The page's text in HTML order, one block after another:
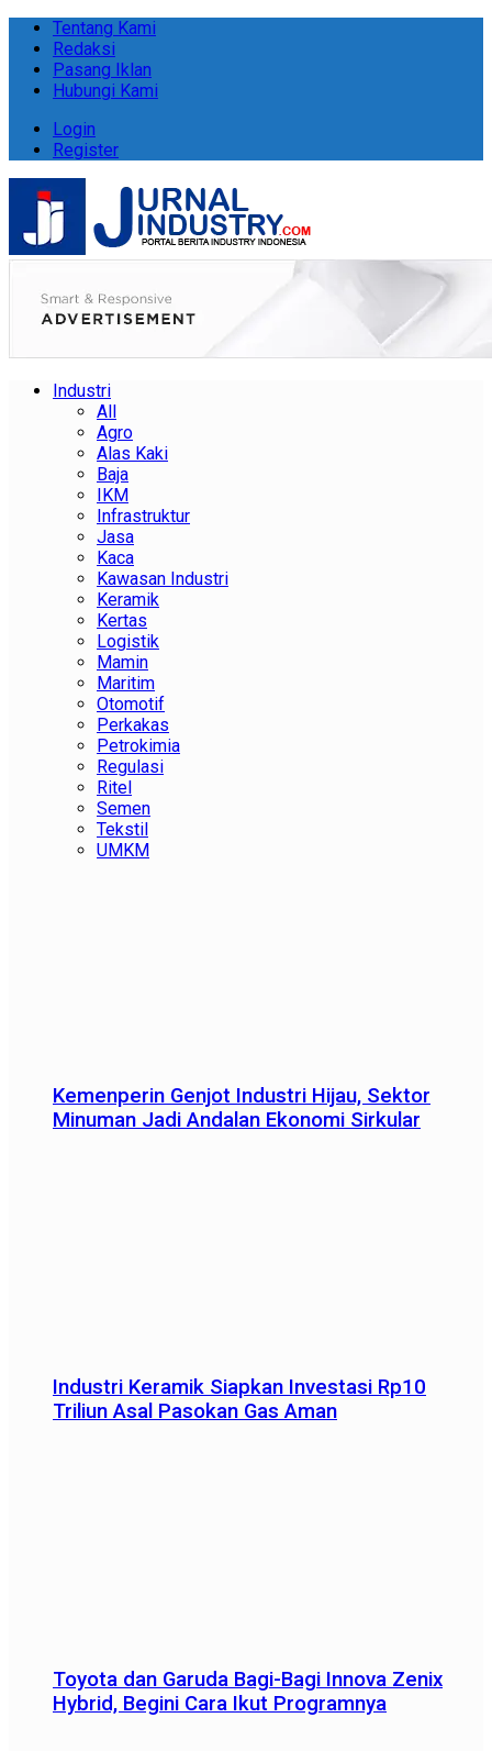
Tentang Kami
Redaksi
Pasang Iklan
Hubungi Kami
Login
Register
Industri
All
Agro
Alas Kaki
Baja
IKM
Infrastruktur
Jasa
Kaca
Kawasan Industri
Keramik
Kertas
Logistik
Mamin
Maritim
Otomotif
Perkakas
Petrokimia
Regulasi
Ritel
Semen
Tekstil
UMKM
Kemenperin Genjot Industri Hijau, Sektor
Minuman Jadi Andalan Ekonomi Sirkular
Industri Keramik Siapkan Investasi Rp10
Triliun Asal Pasokan Gas Aman
Toyota dan Garuda Bagi-Bagi Innova Zenix
Hybrid, Begini Cara Ikut Programnya